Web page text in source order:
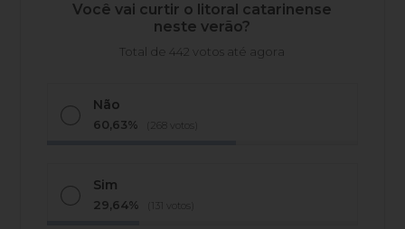
Você vai curtir o litoral catarinense
neste verão?
Total de 442 votos até agora
Não
60,63% (268 votos)
Sim
29,64% (131 votos)